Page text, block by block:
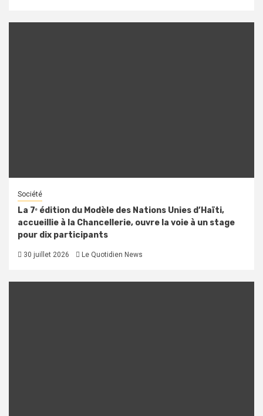
Société
La 7ᵉ édition du Modèle des Nations Unies d’Haïti,
accueillie à la Chancellerie, ouvre la voie à un stage
pour dix participants
30 juillet 2026 Le Quotidien News